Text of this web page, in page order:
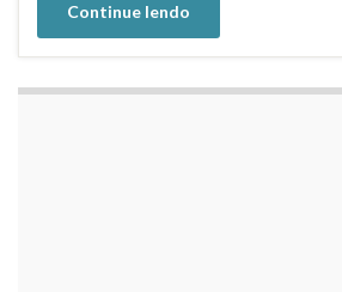
Continue lendo